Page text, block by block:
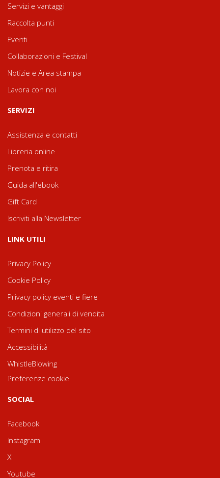
Servizi e vantaggi
Raccolta punti
Eventi
Collaborazioni e Festival
Notizie e Area stampa
Lavora con noi
SERVIZI
Assistenza e contatti
Libreria online
Prenota e ritira
Guida all'ebook
Gift Card
Iscriviti alla Newsletter
LINK UTILI
Privacy Policy
Cookie Policy
Privacy policy eventi e fiere
Condizioni generali di vendita
Termini di utilizzo del sito
Accessibilità
WhistleBlowing
Preferenze cookie
SOCIAL
Facebook
Instagram
X
Youtube